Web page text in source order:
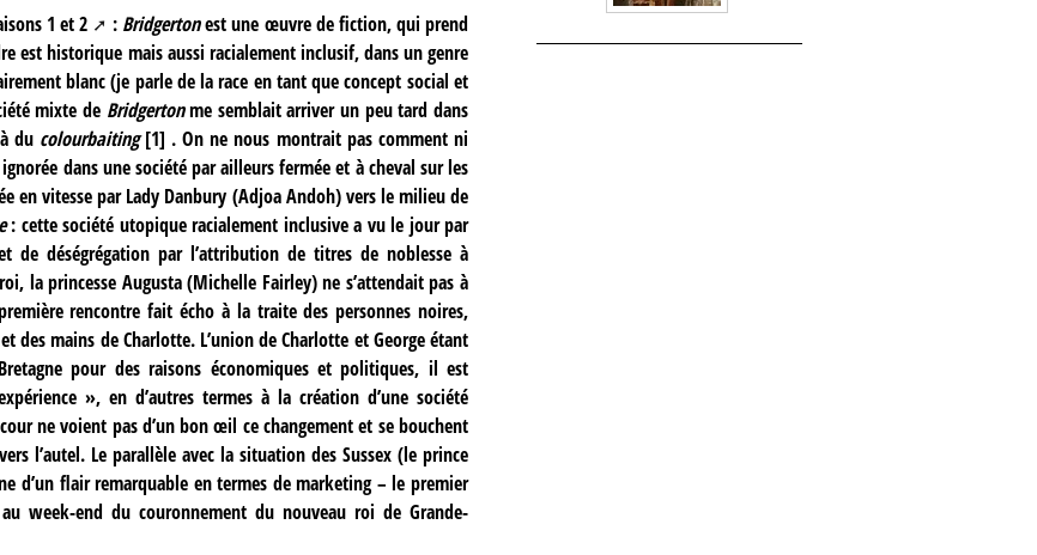
1 et2 : Bridgertonest une œuvre de fiction, qui prend
est historique mais aussi racialement inclusif, dans un genre
blanc (je parle de la race en tant que concept social et
mixte de Bridgertonme semblait arriver un peu tard dans
du colourbaiting[1] . On ne nous montrait pas comment ni
dans une société par ailleurs fermée et à cheval sur les
en vitesse par Lady Danbury (Adjoa Andoh) vers le milieu de
: cette société utopique racialement inclusive a vu le jour par
de déségrégation par l’attribution de titres de noblesse à
la princesse Augusta (Michelle Fairley) ne s’attendait pas à
rencontre fait écho à la traite des personnes noires,
des mains de Charlotte. L’union de Charlotte et George étant
pour des raisons économiques et politiques, il est
», en d’autres termes à la création d’une société
ne voient pas d’un bon œil ce changement et se bouchent
l’autel. Le parallèle avec la situation des Sussex (le prince
d’un flair remarquable en termes de marketing – le premier
week-end du couronnement du nouveau roi de Grande-